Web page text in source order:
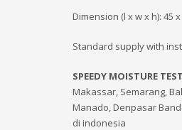
Dimension (l x w x h): 45
Standard supply with
SPEEDY MOISTURE
Makassar, Semarang,
Manado, Denpasar
di indonesia